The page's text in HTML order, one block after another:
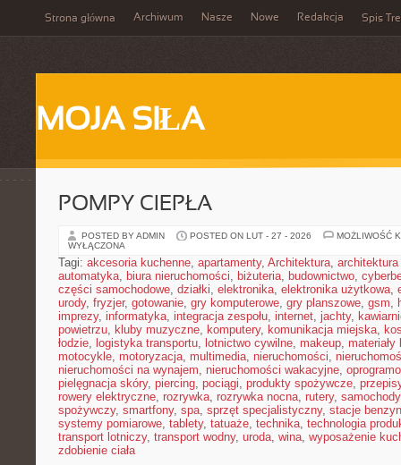
Strona główna Archiwum Nasze Nowe Redakcja Spis
MOJA SIŁA
POMPY CIEPŁA
POSTED BY ADMIN POSTED ON LUT - 27 - 2026
MOŻLIWOŚĆ
WYŁĄCZONA
Tagi: akcesoria kuchenne, apartamenty, Architektura,
automatyka, biura nieruchomości, biżuteria, budownictwo,
części samochodowe, działki, elektronika, elektronika użytkowa,
urody, fryzjer, gotowanie, gry komputerowe, gry planszowe, gsm,
imprezy, informatyka, integracja zespołu, internet, jachty,
powietrzu, kluby muzyczne, komputery, komunikacja miejska,
łodzie, logistyka transportu, lotnictwo cywilne, makeup, materiały
motocykle, motoryzacja, multimedia, nieruchomości,
nieruchomości na wynajem, nieruchomości wakacyjne,
pielęgnacja skóry, piercing, pociągi, produkty spożywcze,
rowery elektryczne, rozrywka, rozrywka nocna, rutery, samochody
spożywczy, smartfony, spa, sprzęt specjalistyczny, stacje
systemy pomiarowe, tablety, tatuaże, technika, technologia
transport lotniczy, transport wodny, uroda, wina, wyposażenie
zdobienie ciała